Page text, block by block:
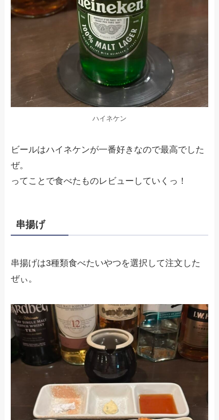
ハイネケン
ビールはハイネケンが一番好きなので最高でした
ぜ。
ってことで食べたものレビューしていくっ！
串揚げ
串揚げは3種類食べたいやつを選択して注文した
ぜぃ。